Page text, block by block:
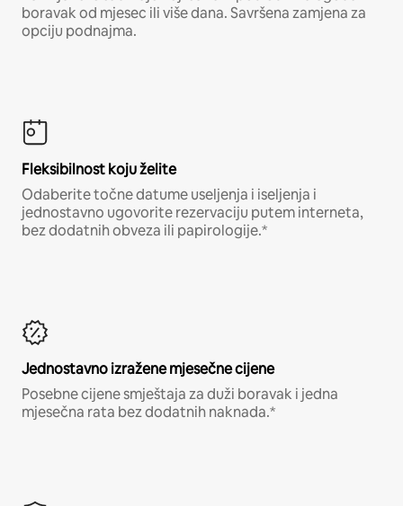
boravak od mjesec ili više dana. Savršena zamjena za
opciju podnajma.
Fleksibilnost koju želite
Odaberite točne datume useljenja i iseljenja i
jednostavno ugovorite rezervaciju putem interneta,
bez dodatnih obveza ili papirologije.*
Jednostavno izražene mjesečne cijene
Posebne cijene smještaja za duži boravak i jedna
mjesečna rata bez dodatnih naknada.*